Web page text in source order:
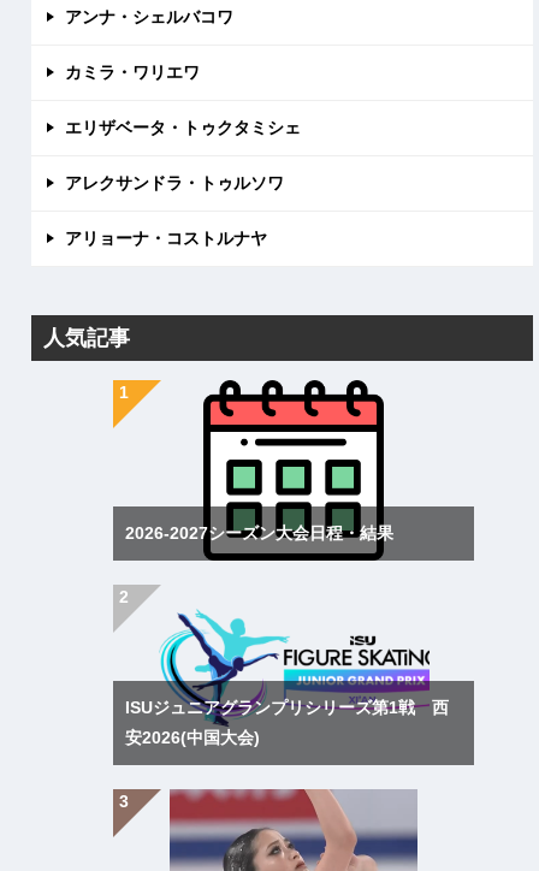
アンナ・シェルバコワ
カミラ・ワリエワ
エリザベータ・トゥクタミシェ
アレクサンドラ・トゥルソワ
アリョーナ・コストルナヤ
人気記事
2026-2027シーズン大会日程・結果
ISUジュニアグランプリシリーズ第1戦 西
安2026(中国大会)